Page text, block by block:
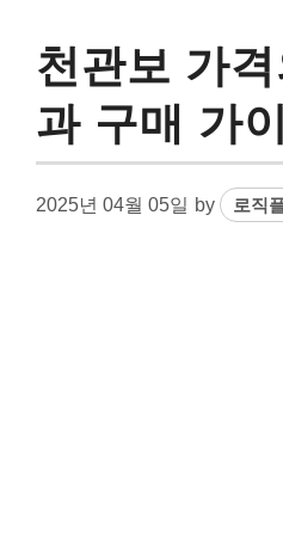
천관보 가
과 구매 가
2025년 04월 05일 by 로직